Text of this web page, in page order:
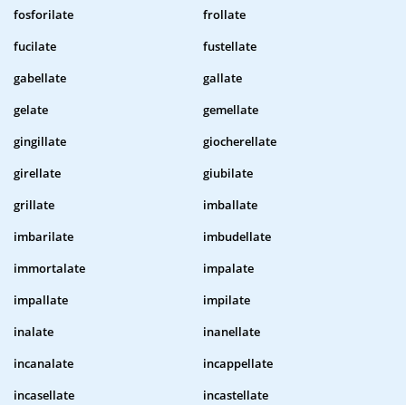
fosforilate
frollate
fucilate
fustellate
gabellate
gallate
gelate
gemellate
gingillate
giocherellate
girellate
giubilate
grillate
imballate
imbarilate
imbudellate
immortalate
impalate
impallate
impilate
inalate
inanellate
incanalate
incappellate
incasellate
incastellate